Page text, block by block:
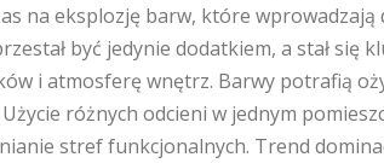
na eksplozję barw, które
być jedynie dodatkiem, a stał się
i atmosferę wnętrz. Barwy potrafią
różnych odcieni w jednym
stref funkcjonalnych. Trend